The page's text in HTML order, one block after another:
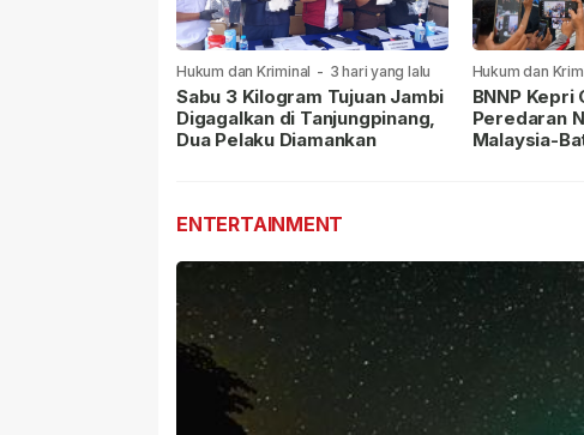
Hukum dan Kriminal - 3 hari yang lalu
Sabu 3 Kilogram Tujuan Jambi
Digagalkan di Tanjungpinang,
Dua Pelaku Diamankan
Hukum dan
lalu
BNNP Kepri
Peredaran
Malaysia-
ENTERTAINMENT